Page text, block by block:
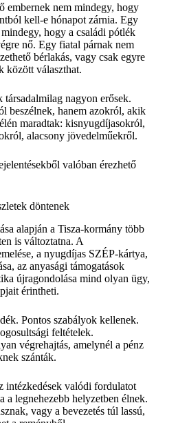
embernek nem mindegy, hogy
kell-e hónapot zárnia. Egy
hogy a családi pótlék
nő. Egy fiatal párnak nem
bérlakás, vagy csak egyre
között választhat.
társadalmilag nagyon erősek.
beszélnek, hanem azokról, akik
maradtak: kisnyugdíjasokról,
alacsony jövedelműekről.
valóban érezhető
döntenek
alapján a Tisza-kormány több
is változtatna. A
a nyugdíjas SZÉP-kártya,
az anyasági támogatások
újragondolása mind olyan ügy,
érintheti.
Pontos szabályok kellenek.
feltételek.
végrehajtás, amelynél a pénz
szánták.
intézkedések valódi fordulatot
a legnehezebb helyzetben élnek.
vagy a bevezetés túl lassú,